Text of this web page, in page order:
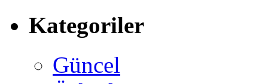
Kategoriler
Güncel